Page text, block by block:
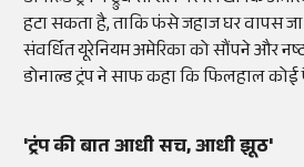
हटा सकता है, ताकि फंसे जहाज घर वापस
संवर्धित यूरेनियम अमेरिका को सौंपने और
डोनाल्ड ट्रंप ने साफ कहा कि फिलहाल
'ट्रंप की बात आधी सच, आधी झूठ'